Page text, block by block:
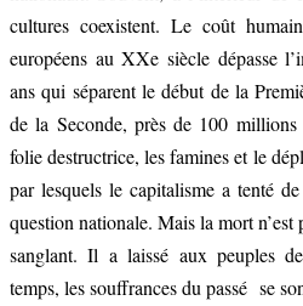
cultures coexistent. Le coût
européens au XXe siècle dépasse
ans qui séparent le début de la
de la Seconde, près de 100
folie destructrice, les famines et le
par lesquels le capitalisme a tenté
question nationale. Mais la mort n’est
sanglant. Il a laissé aux peuples
temps, les souffrances du passé se